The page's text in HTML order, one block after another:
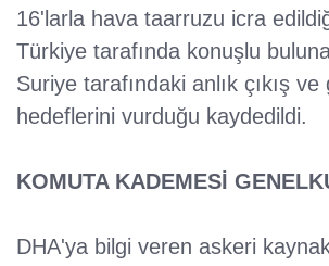
16'larla hava taarruzu icra
Türkiye tarafında konuşlu
Suriye tarafındaki anlık çıkış
hedeflerini vurduğu kaydedildi.
KOMUTA KADEMESİ
DHA'ya bilgi veren askeri